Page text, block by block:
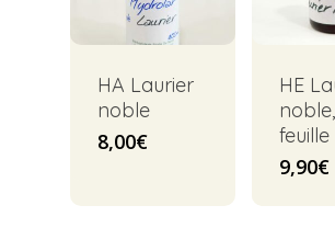
HA Laurier
noble
8,00€
HE
noble,
feuille
9,90€